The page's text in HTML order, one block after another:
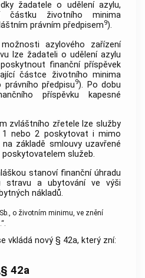
žadatele o udělení azylu,
částku životního minima
právním předpisem9).
azylového zařízení
lze žadateli o udělení azylu
finanční příspěvek
částce životního minima
předpisu9). Po dobu
příspěvku kapesné
zvláštního zřetele lze služby
1 nebo 2 poskytovat i mimo
základě smlouvy uzavřené
služeb.
stanoví finanční úhradu
stravu a ubytování ve výši
nákladů.
o životním minimu, ve znění
vkládá nový § 42a, který zní:
42a